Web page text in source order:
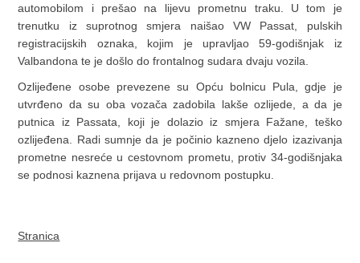
automobilom i prešao na lijevu prometnu traku. U tom je
trenutku iz suprotnog smjera naišao VW Passat, pulskih
registracijskih oznaka, kojim je upravljao 59-godišnjak iz
Valbandona te je došlo do frontalnog sudara dvaju vozila.
Ozlijeđene osobe prevezene su Opću bolnicu Pula, gdje je
utvrđeno da su oba vozača zadobila lakše ozlijede, a da je
putnica iz Passata, koji je dolazio iz smjera Fažane, teško
ozlijeđena. Radi sumnje da je počinio kazneno djelo izazivanja
prometne nesreće u cestovnom prometu, protiv 34-godišnjaka
se podnosi kaznena prijava u redovnom postupku.
Stranica